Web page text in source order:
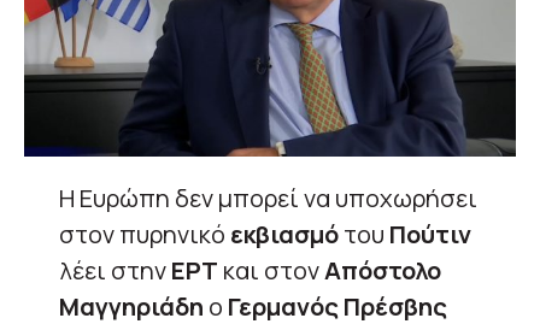
Η Ευρώπη δεν μπορεί να υποχωρήσει
στον πυρηνικό εκβιασμότου Πούτιν
λέει στηνΕΡΤ και στονΑπόστολο
Μαγγηριάδη ο Γερμανός Πρέσβης